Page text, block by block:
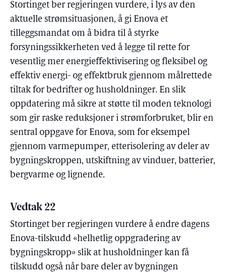
Stortinget ber regjeringen vurdere, i lys av den
aktuelle strømsituasjonen, å gi Enova et
tilleggsmandat om å bidra til å styrke
forsyningssikkerheten ved å legge til rette for
vesentlig mer energieffektivisering og fleksibel og
effektiv energi- og effektbruk gjennom målrettede
tiltak for bedrifter og husholdninger. En slik
oppdatering må sikre at støtte til moden teknologi
som gir raske reduksjoner i strømforbruket, blir en
sentral oppgave for Enova, som for eksempel
gjennom varmepumper, etterisolering av deler av
bygningskroppen, utskiftning av vinduer, batterier,
bergvarme og lignende.
Vedtak 22
Stortinget ber regjeringen vurdere å endre dagens
Enova-tilskudd «helhetlig oppgradering av
bygningskropp» slik at husholdninger kan få
tilskudd også når bare deler av bygningen